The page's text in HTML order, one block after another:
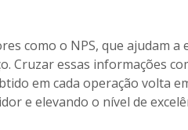
como o NPS, que ajudam a
Cruzar essas informações
em cada operação volta
e elevando o nível de